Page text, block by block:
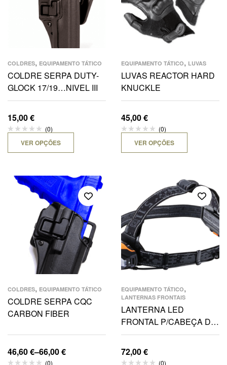
COLDRES, EQUIPAMENTO TÁTICO
COLDRE SERPA DUTY-
GLOCK 17/19…NIVEL III
15,00€
(0)
VER OPÇÕES
EQUIPAMENTO TÁTICO, LUVAS
LUVAS REACTOR HARD
KNUCKLE
45,00€
(0)
VER OPÇÕES
COLDRES, EQUIPAMENTO TÁTICO
COLDRE SERPA CQC
CARBON FIBER
46,60€–66,00€
(0)
EQUIPAMENTO TÁTICO,
LANTERNAS FRONTAIS
LANTERNA LED
FRONTAL P/CABEÇA DE
FUNÇÕES 383 LUMENS
3AA
72,00€
(0)